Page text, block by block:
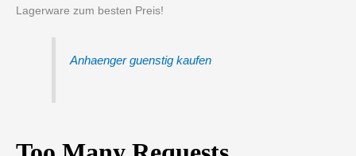
Lagerware zum besten Preis!
Anhaenger guenstig kaufen